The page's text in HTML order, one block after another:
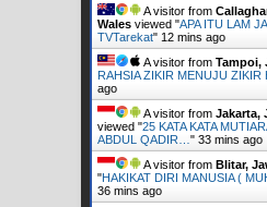
A visitor from
Wales viewed "APA ITU LAM
TVTarekat" 12 mins ago
A visitor from Tampoi,
RAHSIA ZIKIR MENUJU ZIKIR
ago
A visitor from Jakarta,
viewed "25 KATA KATA
ABDUL QADIR… " 33 mins ago
A visitor from Blitar,
"HAKIKAT DIRI MANUSIA (
36 mins ago